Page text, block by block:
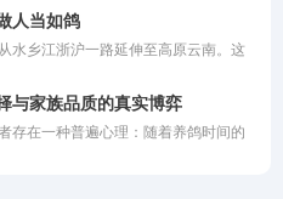
了，依然有部分赛鸽在空中徘徊。详
问题并非鸽子退步了，而是训练“过了
人当如鸽
水乡江浙沪一路延伸至高原云南。这
触凝成了一句大实话：鸽子这生灵，
再光鲜亮丽，羽质顺滑、体态优美，
缺乏那种与生俱来的竞翔能力，也是
与家族品质的真实博弈
存在一种普遍心理：随着养鸽时间的